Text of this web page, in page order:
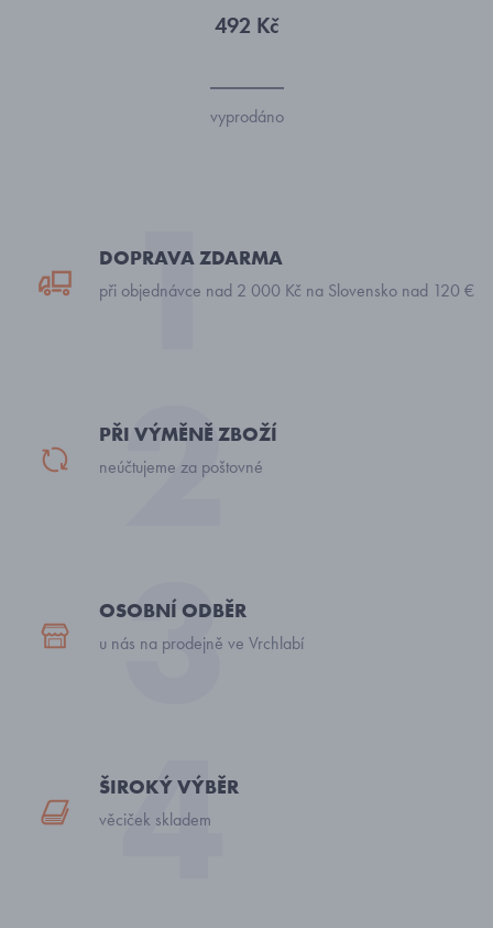
492 Kč
vyprodáno
DOPRAVA ZDARMA
při objednávce nad 2 000 Kč na Slovensko nad 120 €
PŘI VÝMĚNĚ ZBOŽÍ
neúčtujeme za poštovné
OSOBNÍ ODBĚR
u nás na prodejně ve Vrchlabí
ŠIROKÝ VÝBĚR
věciček skladem